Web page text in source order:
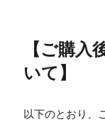
【ご購入
いて 】
以下のとおり、